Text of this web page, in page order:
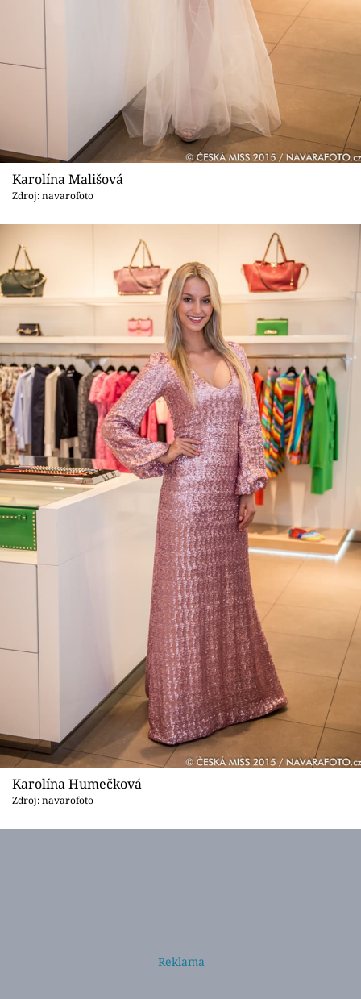
Karolína Mališová
Zdroj: navarofoto
Karolína Humečková
Zdroj: navarofoto